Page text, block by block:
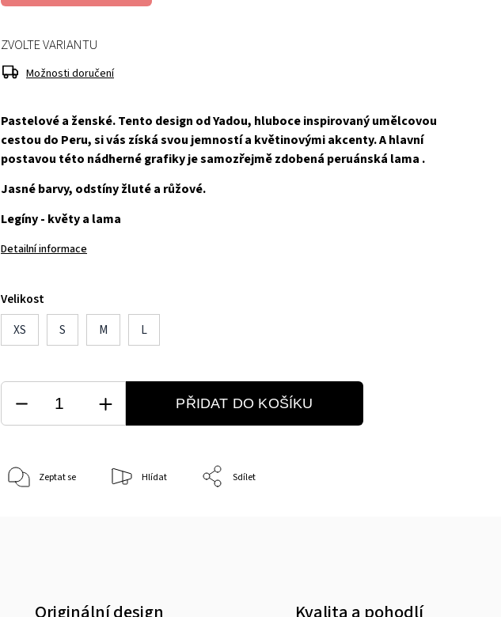
Pastelové a ženské. Tento design od Yadou, hluboce inspirovaný umělcovou
cestou do Peru, si vás získá svou jemností a květinovými akcenty. A hlavní
postavou této nádherné grafiky je samozřejmě zdobená peruánská lama .
Jasné barvy, odstíny žluté a růžové.
Legíny - květy a lama
Detailní informace
Velikost
XS
S M L
ZVOLTE VARIANTU
Možnosti doručení
PŘIDAT DO KOŠÍKU
Zeptat se Hlídat Sdílet